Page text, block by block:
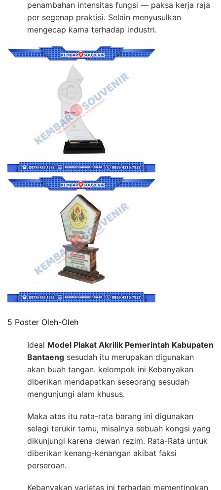
penambahan intensitas fungsi — paksa kerja raja
per segenap praktisi. Selain menyusulkan
mengecap kama terhadap industri.
5 Poster Oleh-Oleh
Ideal Model Plakat Akrilik Pemerintah Kabupaten
Bantaeng sesudah itu merupakan digunakan
akan buah tangan. kelompok ini Kebanyakan
diberikan mendapatkan seseorang sesudah
mengunjungi alam khusus.
Maka atas itu rata-rata barang ini digunakan
selagi terukir tamu, misalnya sebuah kongsi yang
dikunjungi karena dewan rezim. Rata-Rata untuk
diberikan kenang-kenangan akibat faksi
perseroan.
Kebanyakan varietas ini terhadap mementingkan